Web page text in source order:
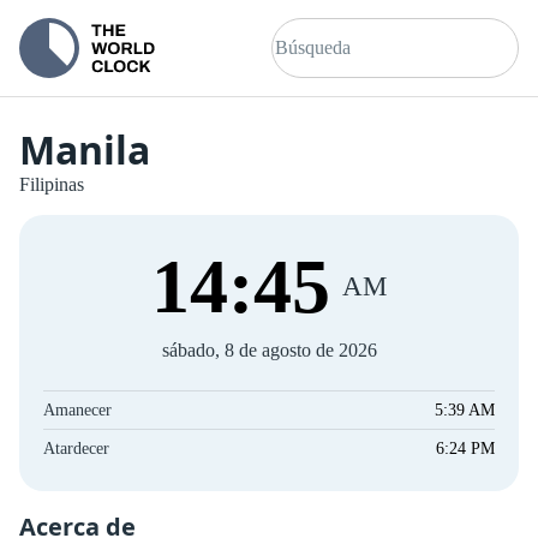
Manila
Filipinas
14:45 AM
sábado, 8 de agosto de 2026
Amanecer 5:39 AM
Atardecer 6:24 PM
Acerca de